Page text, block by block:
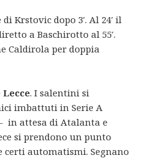
Krstovic dopo 3′. Al 24′ il
a Baschirotto al 55′.
Caldirola per doppia
Lecce. I salentini si
imbattuti in Serie A
in attesa di Atalanta e
si prendono un punto
automatismi. Segnano